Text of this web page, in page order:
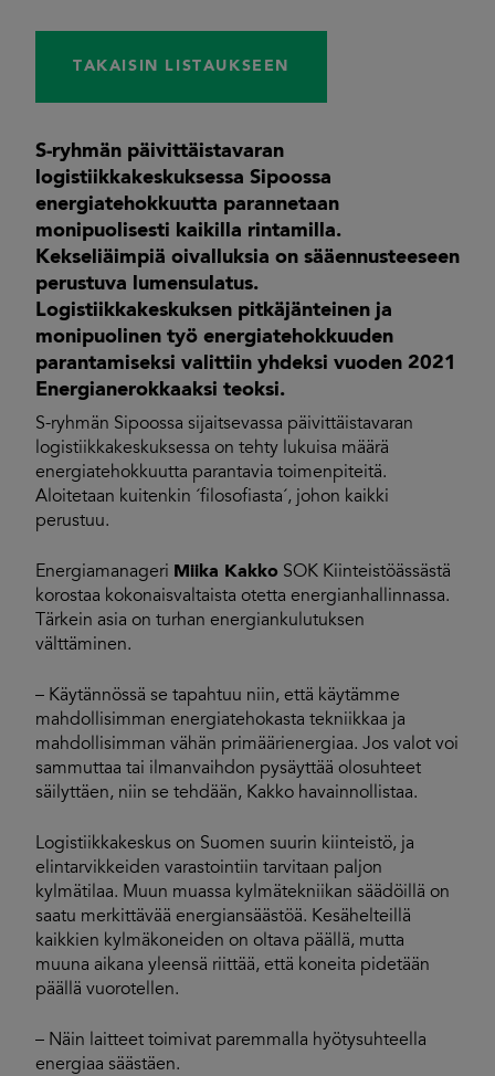
TAKAISIN LISTAUKSEEN
S-ryhmän päivittäistavaran
logistiikkakeskuksessa Sipoossa
energiatehokkuutta parannetaan
monipuolisesti kaikilla rintamilla.
Kekseliäimpiä oivalluksia on sääennusteeseen
perustuva lumensulatus.
Logistiikkakeskuksen pitkäjänteinen ja
monipuolinen työ energiatehokkuuden
parantamiseksi valittiin yhdeksi vuoden 2021
Energianerokkaaksi teoksi.
S-ryhmän Sipoossa sijaitsevassa päivittäistavaran
logistiikkakeskuksessa on tehty lukuisa määrä
energiatehokkuutta parantavia toimenpiteitä.
Aloitetaan kuitenkin ´filosofiasta´, johon kaikki
perustuu.
Energiamanageri Miika Kakko SOK Kiinteistöässästä
korostaa kokonaisvaltaista otetta energianhallinnassa.
Tärkein asia on turhan energiankulutuksen
välttäminen.
– Käytännössä se tapahtuu niin, että käytämme
mahdollisimman energiatehokasta tekniikkaa ja
mahdollisimman vähän primäärienergiaa. Jos valot voi
sammuttaa tai ilmanvaihdon pysäyttää olosuhteet
säilyttäen, niin se tehdään, Kakko havainnollistaa.
Logistiikkakeskus on Suomen suurin kiinteistö, ja
elintarvikkeiden varastointiin tarvitaan paljon
kylmätilaa. Muun muassa kylmätekniikan säädöillä on
saatu merkittävää energiansäästöä. Kesähelteillä
kaikkien kylmäkoneiden on oltava päällä, mutta
muuna aikana yleensä riittää, että koneita pidetään
päällä vuorotellen.
– Näin laitteet toimivat paremmalla hyötysuhteella
energiaa säästäen.